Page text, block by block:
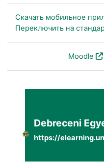
Скачать мобильное
Переключить на
Moodle
Debreceni
https://